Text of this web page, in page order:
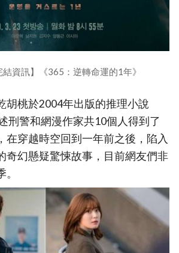
結資訊】《365：逆轉命運的1年》
胡桃於2004年出版的推理小說
刑警和網漫作家共10個人得到了
在穿越時空回到一年前之後，陷入
奇幻懸疑驚悚故事，目前網友們非